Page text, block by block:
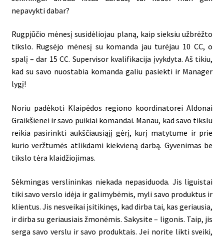
nepavykti dabar?
Rugpjūčio mėnesį susidėliojau planą, kaip sieksiu užbrėžto
tikslo. Rugsėjo mėnesį su komanda jau turėjau 10 CC, o
spalį – dar 15 CC. Supervisor kvalifikacija įvykdyta. Aš tikiu,
kad su savo nuostabia komanda galiu pasiekti ir Manager
lygį!
Noriu padėkoti Klaipėdos regiono koordinatorei Aldonai
Graikšienei ir savo puikiai komandai. Manau, kad savo tikslu
reikia pasirinkti aukščiausiąjį gėrį, kurį matytume ir prie
kurio veržtumės atlikdami kiekvieną darbą. Gyvenimas be
tikslo tėra klaidžiojimas.
Sėkmingas verslininkas niekada nepasiduoda. Jis liguistai
tiki savo verslo idėja ir galimybėmis, myli savo produktus ir
klientus. Jis nesveikai įsitikinęs, kad dirba tai, kas geriausia,
ir dirba su geriausiais žmonėmis. Sakysite – ligonis. Taip, jis
serga savo verslu ir savo produktais. Jei norite likti sveiki,